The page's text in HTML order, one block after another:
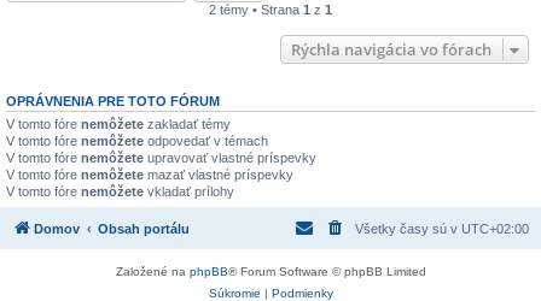
2 témy • Strana 1 z 1
Rýchla navigácia vo fórach
OPRÁVNENIA PRE TOTO FÓRUM
V tomto fóre nemôžete zakladať témy
V tomto fóre nemôžete odpovedať v témach
V tomto fóre nemôžete upravovať vlastné príspevky
V tomto fóre nemôžete mazať vlastné príspevky
V tomto fóre nemôžete vkladať prílohy
Domov Obsah portálu Všetky časy sú v UTC+02:00
Založené na phpBB® Forum Software © phpBB Limited
Súkromie | Podmienky